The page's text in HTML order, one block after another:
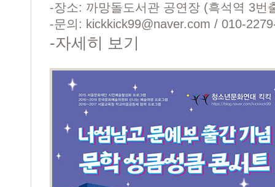
-장소: 까망돌도서관 공연장 (흑석역 3번
-문의: kickkick99@naver.com / 010-
-자세히 보기